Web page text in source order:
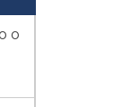
o